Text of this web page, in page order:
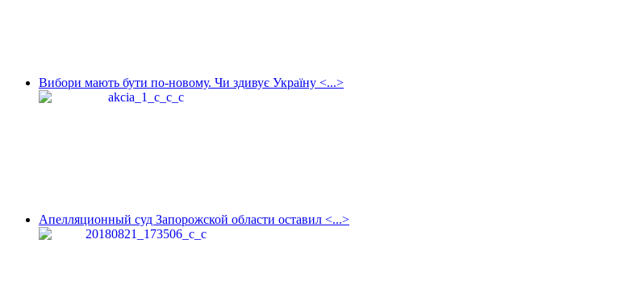
Вибори мають бути по-новому. Чи здивує Україну <...>
Апелляционный суд Запорожской области оставил <...>